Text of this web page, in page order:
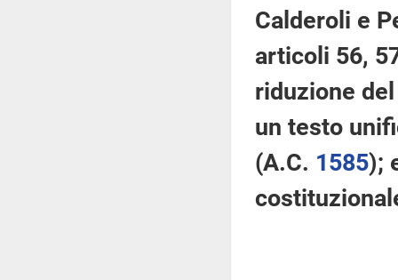
Calderoli e
articoli 56,
riduzione
un testo
(A.C. 1585);